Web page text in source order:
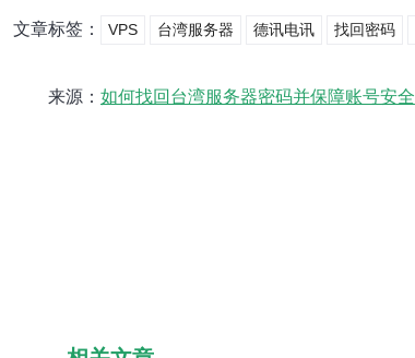
文章标签： VPS 台湾服务器 德讯电讯 找回密码
来源： 如何找回台湾服务器密码并保障账号安全